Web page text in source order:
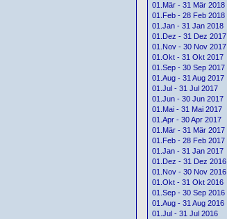
01.Mär - 31 Mär 2018
01.Feb - 28 Feb 2018
01.Jan - 31 Jan 2018
01.Dez - 31 Dez 2017
01.Nov - 30 Nov 2017
01.Okt - 31 Okt 2017
01.Sep - 30 Sep 2017
01.Aug - 31 Aug 2017
01.Jul - 31 Jul 2017
01.Jun - 30 Jun 2017
01.Mai - 31 Mai 2017
01.Apr - 30 Apr 2017
01.Mär - 31 Mär 2017
01.Feb - 28 Feb 2017
01.Jan - 31 Jan 2017
01.Dez - 31 Dez 2016
01.Nov - 30 Nov 2016
01.Okt - 31 Okt 2016
01.Sep - 30 Sep 2016
01.Aug - 31 Aug 2016
01.Jul - 31 Jul 2016